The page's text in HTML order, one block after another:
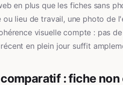
en plus que les fiches sans
lieu de travail, une photo de
visuelle compte : pas
en plein jour suffit
: fiche